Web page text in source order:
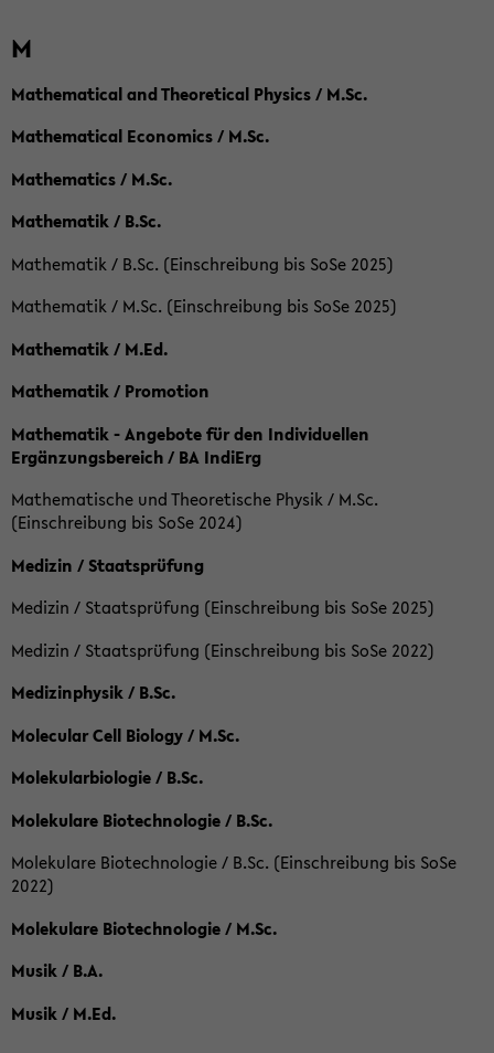
M
Mathematical and Theoretical Physics / M.Sc.
Mathematical Economics / M.Sc.
Mathematics / M.Sc.
Mathematik / B.Sc.
Mathematik / B.Sc. (Einschreibung bis SoSe 2025)
Mathematik / M.Sc. (Einschreibung bis SoSe 2025)
Mathematik / M.Ed.
Mathematik / Promotion
Mathematik - Angebote für den Individuellen
Ergänzungsbereich / BA IndiErg
Mathematische und Theoretische Physik / M.Sc.
(Einschreibung bis SoSe 2024)
Medizin / Staatsprüfung
Medizin / Staatsprüfung (Einschreibung bis SoSe 2025)
Medizin / Staatsprüfung (Einschreibung bis SoSe 2022)
Medizinphysik / B.Sc.
Molecular Cell Biology / M.Sc.
Molekularbiologie / B.Sc.
Molekulare Biotechnologie / B.Sc.
Molekulare Biotechnologie / B.Sc. (Einschreibung bis SoSe
2022)
Molekulare Biotechnologie / M.Sc.
Musik / B.A.
Musik / M.Ed.